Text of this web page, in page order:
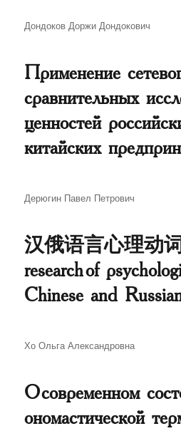
Автор
Дондоков Доржи Дондокович
Применение
сравнительных
ценностей
китайских
Автор
Дерюгин Павел Петрович
汉俄语言心理动
research of
Chinese and
Автор
Хо Ольга Александровна
О современном
ономастической